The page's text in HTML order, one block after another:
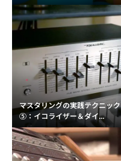
マスタリングの実践テクニック
⑤：イコライザー＆ダイ...